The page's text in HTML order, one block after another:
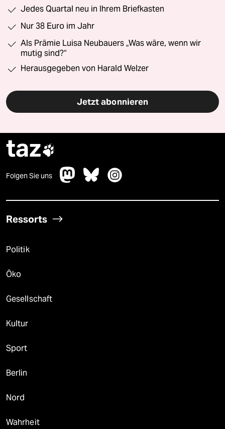
Jedes Quartal neu in Ihrem Briefkasten
Nur 38 Euro im Jahr
Als Prämie Luisa Neubauers „Was wäre, wenn wir
mutig sind?“
Herausgegeben von Harald Welzer
Jetzt abonnieren
taz
Folgen Sie uns
Ressorts
Politik
Öko
Gesellschaft
Kultur
Sport
Berlin
Nord
Wahrheit